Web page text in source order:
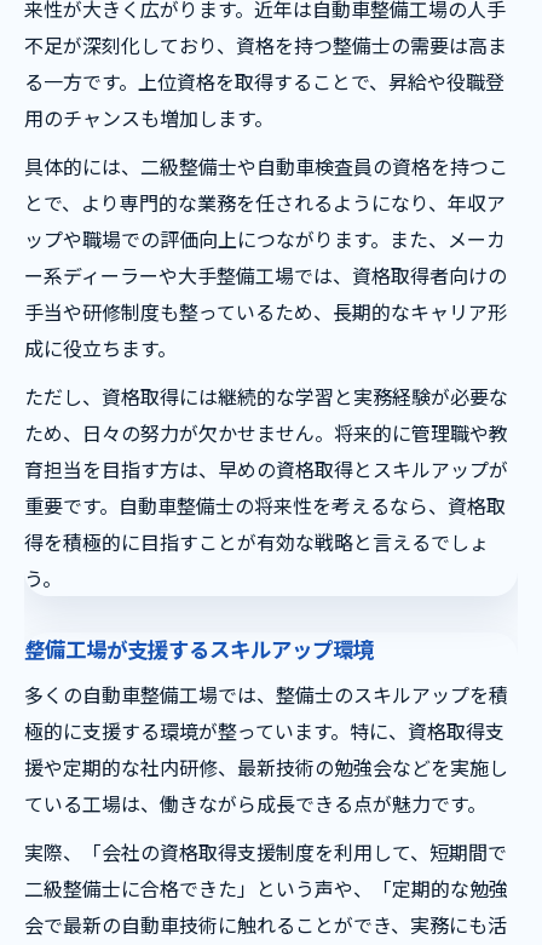
来性が大きく広がります。近年は自動車整備工場の人手
不足が深刻化しており、資格を持つ整備士の需要は高ま
る一方です。上位資格を取得することで、昇給や役職登
用のチャンスも増加します。
具体的には、二級整備士や自動車検査員の資格を持つこ
とで、より専門的な業務を任されるようになり、年収ア
ップや職場での評価向上につながります。また、メーカ
ー系ディーラーや大手整備工場では、資格取得者向けの
手当や研修制度も整っているため、長期的なキャリア形
成に役立ちます。
ただし、資格取得には継続的な学習と実務経験が必要な
ため、日々の努力が欠かせません。将来的に管理職や教
育担当を目指す方は、早めの資格取得とスキルアップが
重要です。自動車整備士の将来性を考えるなら、資格取
得を積極的に目指すことが有効な戦略と言えるでしょ
う。
整備工場が支援するスキルアップ環境
多くの自動車整備工場では、整備士のスキルアップを積
極的に支援する環境が整っています。特に、資格取得支
援や定期的な社内研修、最新技術の勉強会などを実施し
ている工場は、働きながら成長できる点が魅力です。
実際、「会社の資格取得支援制度を利用して、短期間で
二級整備士に合格できた」という声や、「定期的な勉強
会で最新の自動車技術に触れることができ、実務にも活